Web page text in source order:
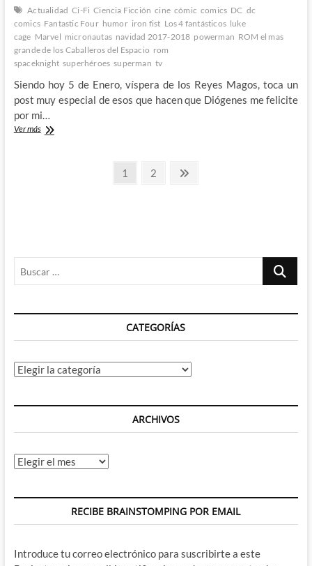
tiene
guionista
que
le
a
la
pantalla
Actualidad Ci-Fi Ciencia Ficción cine cómic comics DC dc
comics Fantastic Four humor iron fist Los 4 fantásticos luke
cage Marvel micronautas navidad 2017-2018 powerman ROM el mas
grande de los Caballeros del Espacio rom
spaceknight superhéroes superman tv
Siendo hoy 5 de Enero, víspera de los Reyes Magos, toca un
post muy especial de esos que hacen que Diógenes me felicite
por mi…
Ver más¿Que
Página
1 Página
2
Buscar
CATEGORÍAS
Categorías
ARCHIVOS
Archivos
RECIBE BRAINSTOMPING POR EMAIL
Introduce tu correo electrónico para suscribirte a este